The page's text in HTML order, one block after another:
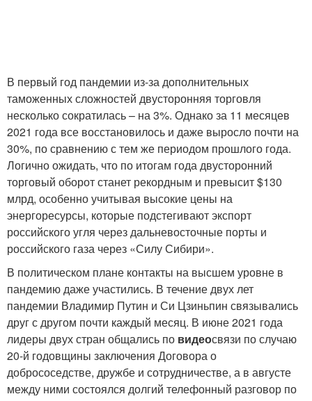
В первый год пандемии из-за дополнительных
таможенных сложностей двусторонняя торговля
несколько сократилась – на 3%. Однако за 11 месяцев
2021 года все восстановилось и даже выросло почти на
30%, по сравнению с тем же периодом прошлого года.
Логично ожидать, что по итогам года двусторонний
торговый оборот станет рекордным и превысит $130
млрд, особенно учитывая высокие цены на
энергоресурсы, которые подстегивают экспорт
российского угля через дальневосточные порты и
российского газа через «Силу Сибири».
В политическом плане контакты на высшем уровне в
пандемию даже участились. В течение двух лет
пандемии Владимир Путин и Си Цзиньпин связывались
друг с другом почти каждый месяц. В июне 2021 года
лидеры двух стран общались по видеосвязи по случаю
20-й годовщины заключения Договора о
добрососедстве, дружбе и сотрудничестве, а в августе
между ними состоялся долгий телефонный разговор по